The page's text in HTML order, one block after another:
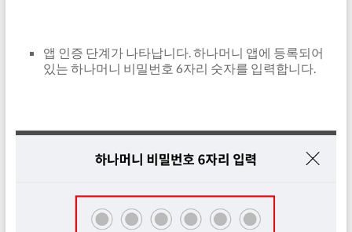
앱 인증 단계가 나타납니다. 하나머니 앱에 등록되어
있는 하나머니 비밀번호 6자리 숫자를 입력합니다.